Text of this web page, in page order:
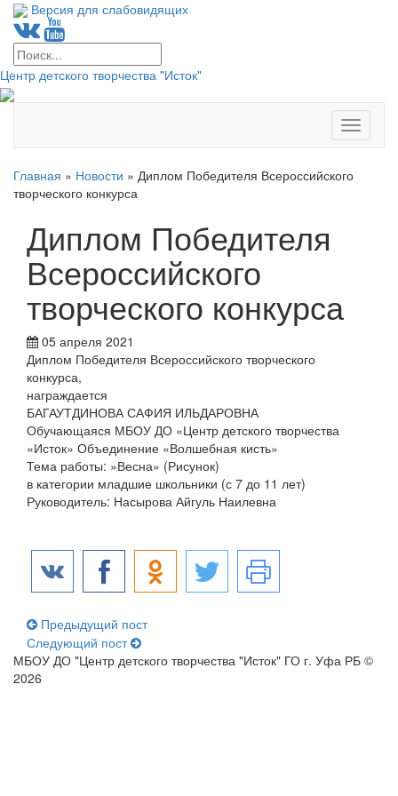
Версия для слабовидящих
Центр детского творчества "Исток"
Меню
Главная » Новости » Диплом Победителя Всероссийского
творческого конкурса
Диплом Победителя
Всероссийского
творческого конкурса
05 апреля 2021
Диплом Победителя Всероссийского творческого
конкурса,
награждается
БАГАУТДИНОВА САФИЯ ИЛЬДАРОВНА
Обучающаяся МБОУ ДО «Центр детского творчества
«Исток» Объединение «Волшебная кисть»
Тема работы: »Весна» (Рисунок)
в категории младшие школьники (с 7 до 11 лет)
Руководитель: Насырова Айгуль Наилевна
Предыдущий пост
Следующий пост
МБОУ ДО "Центр детского творчества "Исток" ГО г. Уфа РБ ©
2026